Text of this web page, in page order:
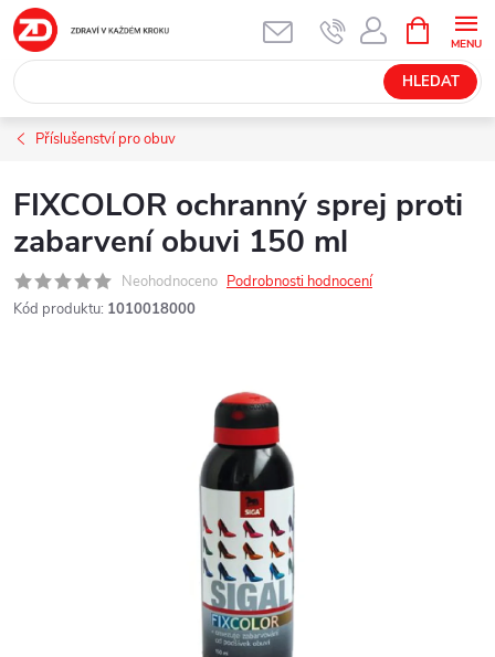
Přejít
na
obsah
HLEDAT
NÁKUPNÍ
KOŠÍK
Příslušenství pro obuv
FIXCOLOR ochranný sprej proti
zabarvení obuvi 150 ml
Neohodnoceno Podrobnosti hodnocení
Kód produktu: 1010018000